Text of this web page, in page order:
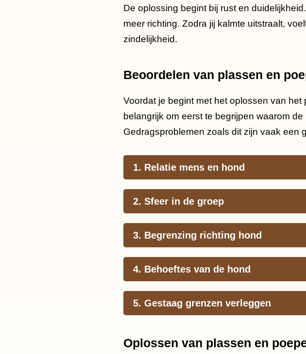
De oplossing begint bij rust en
meer richting. Zodra jij kalmte uitstraalt,
zindelijkheid.
Beoordelen van plassen en
Voordat je begint met het oplossen van
belangrijk om eerst te begrijpen waarom
Gedragsproblemen zoals dit zijn vaak een
1. Relatie mens en hond
2. Sfeer in de groep
3. Begrenzing richting hond
4. Behoeftes van de hond
5. Gestaag grenzen verleggen
Oplossen van plassen en